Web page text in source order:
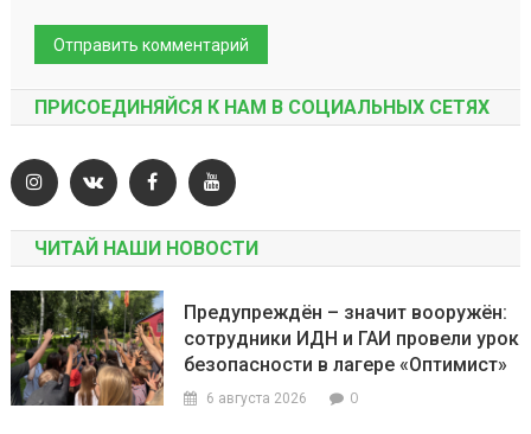
ПРИСОЕДИНЯЙСЯ К НАМ В СОЦИАЛЬНЫХ СЕТЯХ
ЧИТАЙ НАШИ НОВОСТИ
Предупреждён – значит вооружён:
сотрудники ИДН и ГАИ провели урок
безопасности в лагере «Оптимист»
6 августа 2026 0